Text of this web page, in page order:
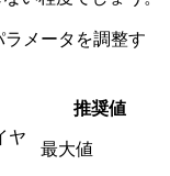
メータを調整す
推奨値
ヤ
最大値